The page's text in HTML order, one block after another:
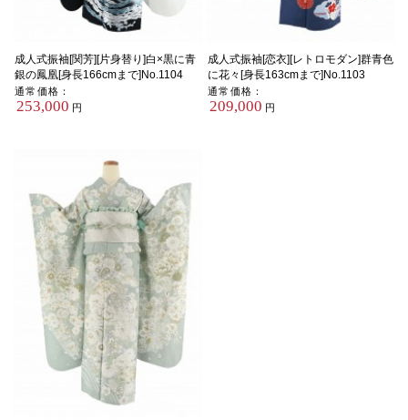
成人式振袖[関芳][片身替り]白×黒に青
銀の鳳凰[身長166cmまで]No.1104
通常価格：
253,000 円
成人式振袖[恋衣][レトロモダン]群青色
に花々[身長163cmまで]No.1103
通常価格：
209,000 円